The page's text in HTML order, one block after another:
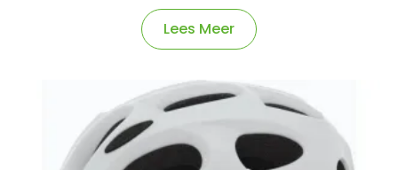
Lees Meer